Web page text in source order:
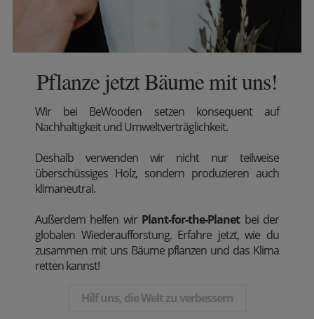
Pflanze jetzt Bäume mit uns!
Wir bei BeWooden setzen konsequent auf
Nachhaltigkeit und Umweltverträglichkeit.
Deshalb verwenden wir nicht nur teilweise
überschüssiges Holz, sondern produzieren auch
klimaneutral.
Außerdem helfen wir Plant-for-the-Planetbei der
globalen Wiederaufforstung. Erfahre jetzt, wie du
zusammen mit uns Bäume pflanzen und das Klima
retten kannst!
Hilf uns, die Welt zu verbessern